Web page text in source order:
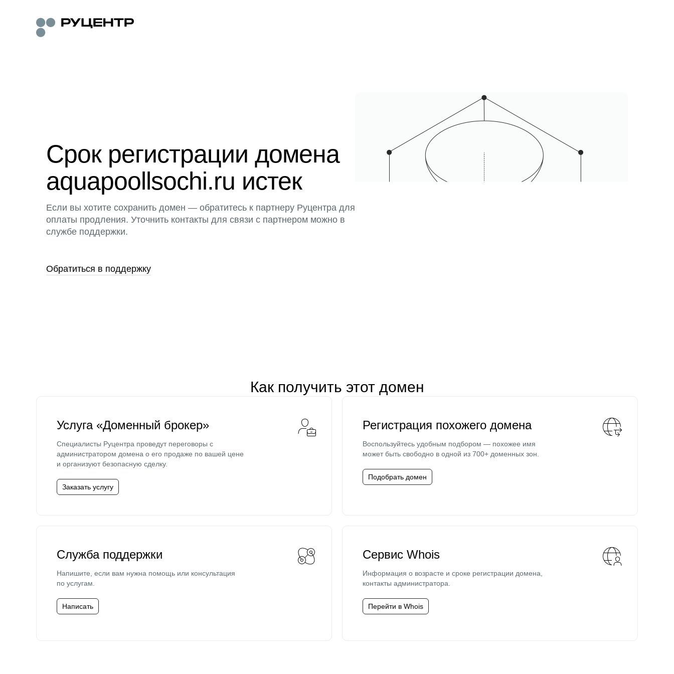
Срок регистрации домена
aquapoollsochi.ru истек
Если вы хотите сохранить домен — обратитесь к партнеру Руцентра для
оплаты продления. Уточнить контакты для связи с партнером можно в
службе поддержки.
Обратиться в поддержку
Как получить этот домен
Услуга «Доменный брокер»
Специалисты Руцентра проведут переговоры с
администратором домена о его продаже по вашей цене
и организуют безопасную сделку.
Заказать услугу
Регистрация похожего домена
Воспользуйтесь удобным подбором — похожее имя
может быть свободно в одной из 700+ доменных зон.
Подобрать домен
Служба поддержки
Напишите, если вам нужна помощь или консультация
по услугам.
Написать
Сервис Whois
Информация о возрасте и сроке регистрации домена,
контакты администратора.
Перейти в Whois